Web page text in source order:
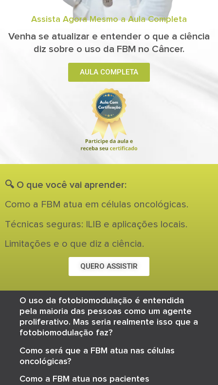
Assista Agora Mesmo a Aula Completa
Venha se atualizar e entender o que a ciência
diz sobre o uso da FBM no Câncer.
AULA COMPLETA
🔍 O que você vai aprender:
Como a FBM atua em células oncológicas.
Técnicas seguras: ILIB e aplicações locais.
Limitações e o que diz a ciência.
QUERO ASSISTIR
O uso da fotobiomodulação é entendida
pela maioria das pessoas como um agente
proliferativo. Mas seria realmente isso que a
fotobiomodulação faz?
Como será que a FBM atua nas células
oncológicas?
Como a FBM atua nos pacientes